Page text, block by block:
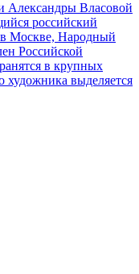
Александры Власовой
российский
Москве, Народный
Российской
в крупных
художника выделяется